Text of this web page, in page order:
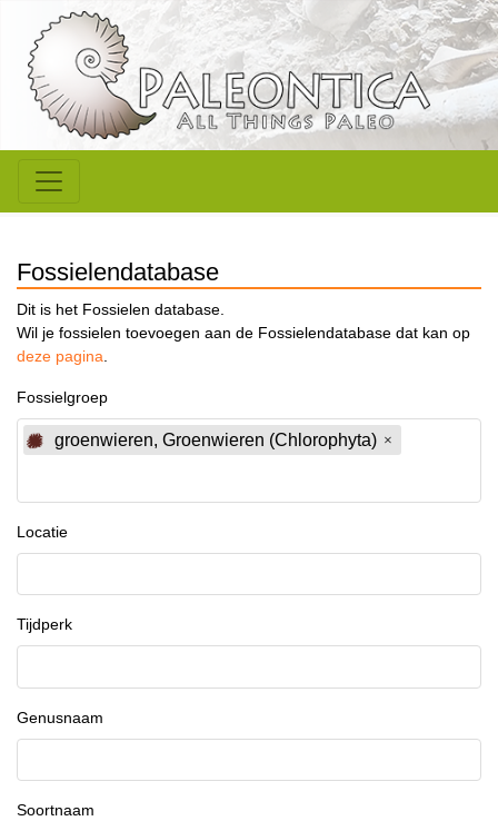
Fossielendatabase
Dit is het Fossielen database.
Wil je fossielen toevoegen aan de Fossielendatabase dat kan op
deze pagina.
Fossielgroep
groenwieren, Groenwieren (Chlorophyta)
Locatie
Tijdperk
Genusnaam
Soortnaam